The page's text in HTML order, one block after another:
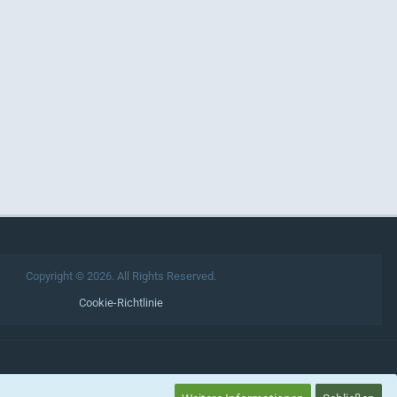
Copyright © 2026. All Rights Reserved.
Cookie-Richtlinie